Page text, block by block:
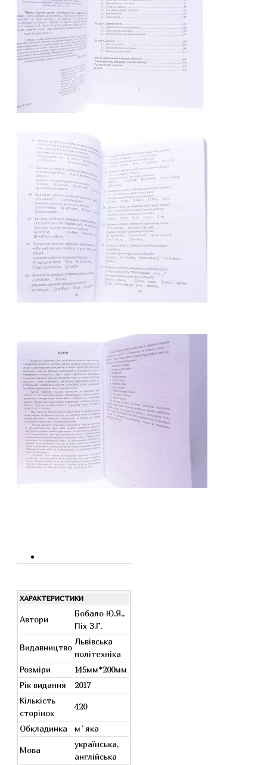
ХАРАКТЕРИСТИКИ
Автори
Бобало Ю.Я.,
Піх З.Г.
Видавництво
Львівська
політехніка
Розміри
145мм*200мм
Рік видання
2017
Кількість
сторінок
420
Обкладинка м`яка
Мова
українська,
англійська